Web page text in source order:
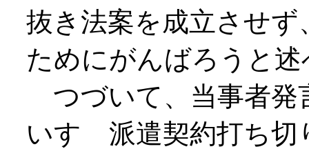
抜き法案を成立させ
ためにがんばろうと述
つづいて、当事者発
いすゞ派遣契約打ち